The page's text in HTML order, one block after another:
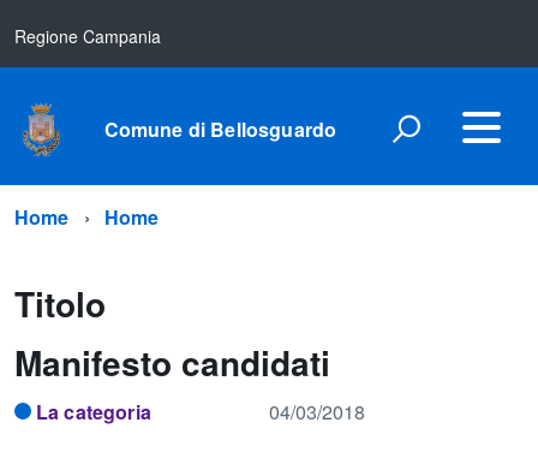
Regione Campania
Comune di Bellosguardo
Home Home
Titolo
Manifesto candidati
La categoria 04/03/2018